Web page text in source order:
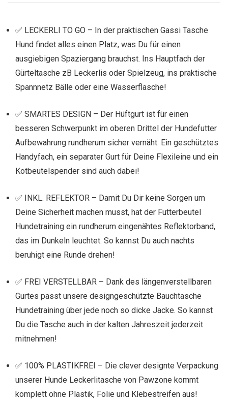
✅ LECKERLI TO GO – In der praktischen Gassi Tasche
Hund findet alles einen Platz, was Du für einen
ausgiebigen Spaziergang brauchst. Ins Hauptfach der
Gürteltasche zB Leckerlis oder Spielzeug, ins praktische
Spannnetz Bälle oder eine Wasserflasche!
✅ SMARTES DESIGN – Der Hüftgurt ist für einen
besseren Schwerpunkt im oberen Drittel der Hundefutter
Aufbewahrung rundherum sicher vernäht. Ein geschütztes
Handyfach, ein separater Gurt für Deine Flexileine und ein
Kotbeutelspender sind auch dabei!
✅ INKL. REFLEKTOR – Damit Du Dir keine Sorgen um
Deine Sicherheit machen musst, hat der Futterbeutel
Hundetraining ein rundherum eingenähtes Reflektorband,
das im Dunkeln leuchtet. So kannst Du auch nachts
beruhigt eine Runde drehen!
✅ FREI VERSTELLBAR – Dank des längenverstellbaren
Gurtes passt unsere designgeschützte Bauchtasche
Hundetraining über jede noch so dicke Jacke. So kannst
Du die Tasche auch in der kalten Jahreszeit jederzeit
mitnehmen!
✅ 100% PLASTIKFREI – Die clever designte Verpackung
unserer Hunde Leckerlitasche von Pawzone kommt
komplett ohne Plastik, Folie und Klebestreifen aus!